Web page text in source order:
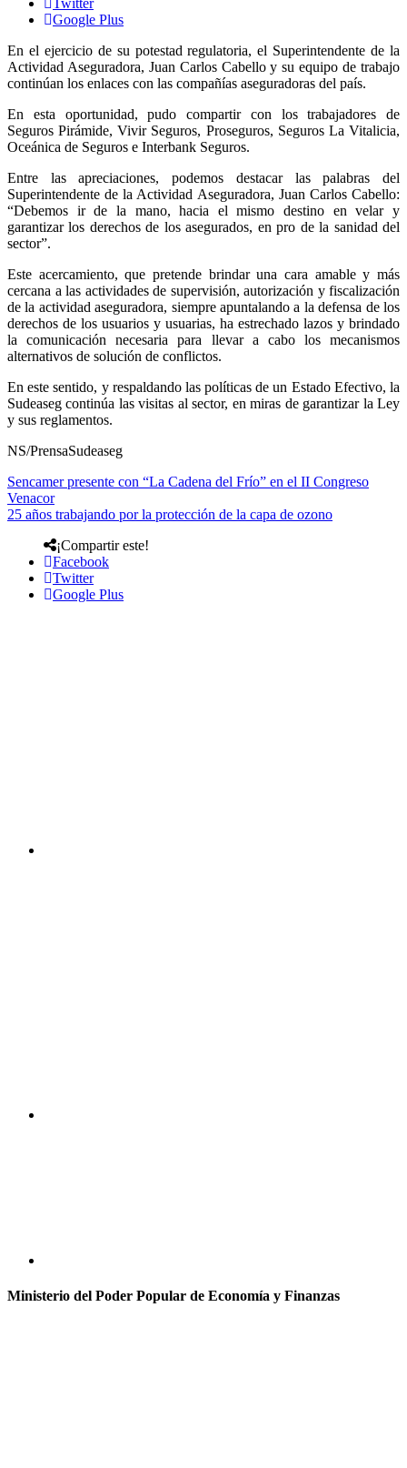
Google Plus
En el ejercicio de su potestad regulatoria, el Superintendente de la
Actividad Aseguradora, Juan Carlos Cabello y su equipo de trabajo
continúan los enlaces con las compañías aseguradoras del país.
En esta oportunidad, pudo compartir con los trabajadores de
Seguros Pirámide, Vivir Seguros, Proseguros, Seguros La Vitalicia,
Oceánica de Seguros e Interbank Seguros.
Entre las apreciaciones, podemos destacar las palabras del
Superintendente de la Actividad Aseguradora, Juan Carlos Cabello:
“Debemos ir de la mano, hacia el mismo destino en velar y
garantizar los derechos de los asegurados, en pro de la sanidad del
sector”.
Este acercamiento, que pretende brindar una cara amable y más
cercana a las actividades de supervisión, autorización y fiscalización
de la actividad aseguradora, siempre apuntalando a la defensa de los
derechos de los usuarios y usuarias, ha estrechado lazos y brindado
la comunicación necesaria para llevar a cabo los mecanismos
alternativos de solución de conflictos.
En este sentido, y respaldando las políticas de un Estado Efectivo, la
Sudeaseg continúa las visitas al sector, en miras de garantizar la Ley
y sus reglamentos.
NS/PrensaSudeaseg
Sencamer presente con “La Cadena del Frío” en el II Congreso
Venacor
25 años trabajando por la protección de la capa de ozono
¡Compartir este!
Facebook
Twitter
Google Plus
Ministerio del Poder Popular de Economía y Finanzas